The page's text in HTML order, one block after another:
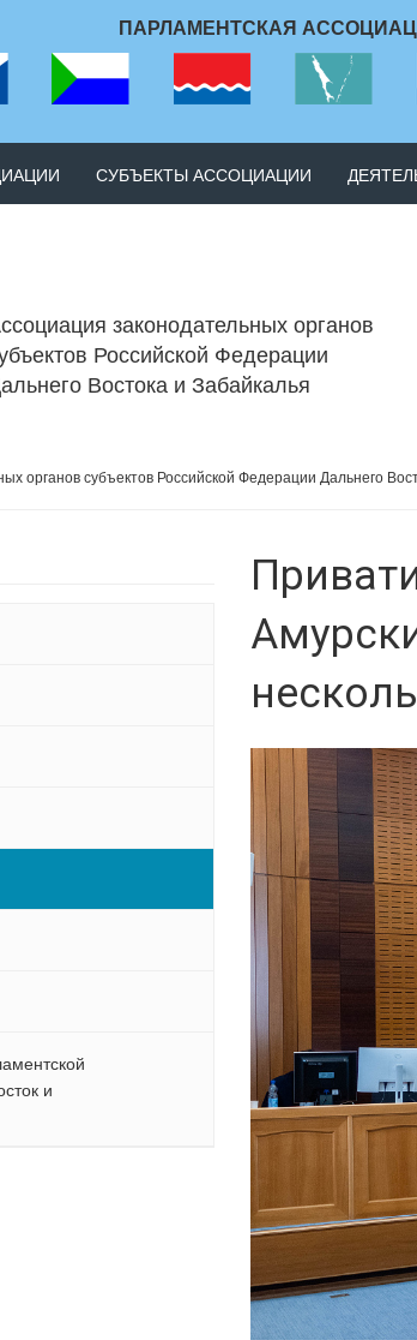
ПАРЛАМЕНТСКАЯ
СУБЪЕКТЫ АССОЦИАЦИИ
законодательных органов
Российской Федерации
Востока и Забайкалья
органов субъектов Российской Федерации Дальнего
и